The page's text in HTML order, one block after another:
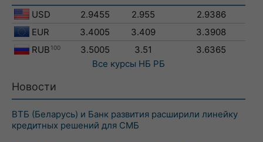
USD 2.9455 2.955
2.9386
EUR
3.4005 3.409
3.3908
RUB 100 3.5005 3.51
3.6365
Все курсы НБ РБ
Новости
ВТБ (Беларусь) и Банк развития расширили линейку
кредитных решений для СМБ